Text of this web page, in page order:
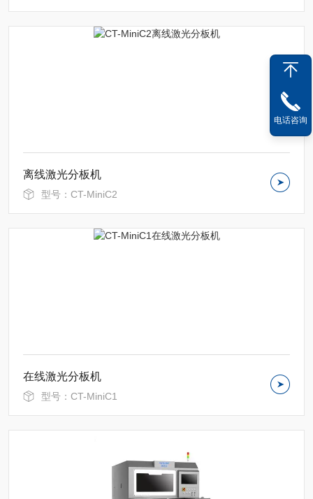
离线激光分板机
型号：CT-MiniC2
在线激光分板机
型号：CT-MiniC1
电话咨询